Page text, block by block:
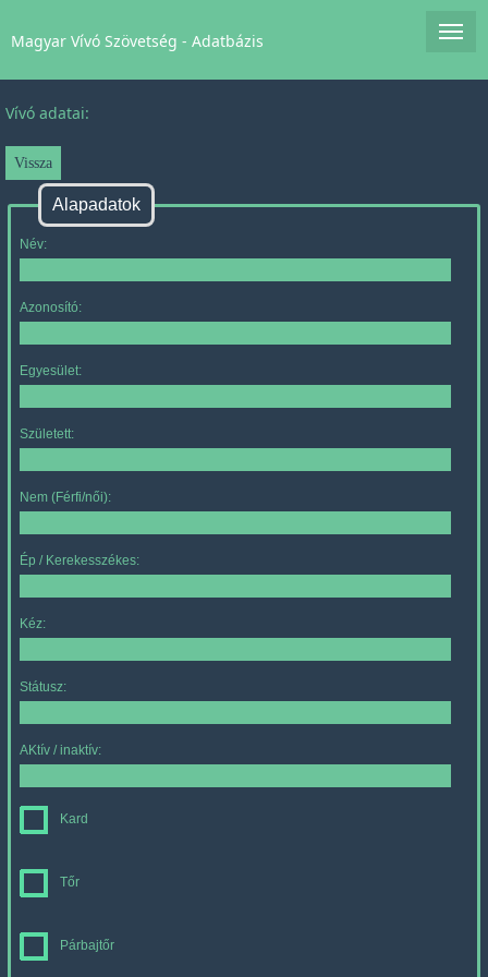
Magyar Vívó Szövetség - Adatbázis
Vívó adatai:
Alapadatok
Név:
Azonosító:
Egyesület:
Született:
Nem (Férfi/női):
Ép / Kerekesszékes:
Kéz:
Státusz:
AKtív / inaktív:
Kard
Tőr
Párbajtőr